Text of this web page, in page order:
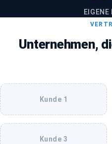
Unternehmen,
Kunde 1
Kunde 3